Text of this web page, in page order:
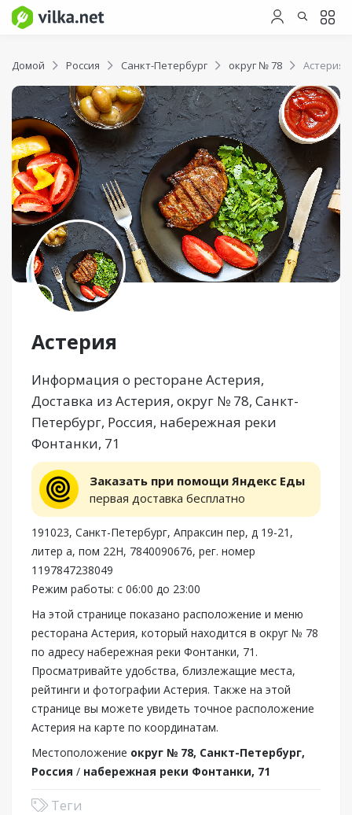
Домой Россия Санкт-Петербург округ № 78 Астерия
Астерия
Информация о ресторане Астерия,
Доставка из Астерия, округ № 78, Санкт-
Петербург, Россия, набережная реки
Фонтанки, 71
Заказать при помощи Яндекс Еды
первая доставка бесплатно
191023, Санкт-Петербург, Апраксин пер, д 19-21,
литер а, пом 22Н, 7840090676, рег. номер
1197847238049
Режим работы: с 06:00 до 23:00
На этой странице показано расположение и меню
ресторана Астерия, который находится в округ № 78
по адресу набережная реки Фонтанки, 71.
Просматривайте удобства, близлежащие места,
рейтинги и фотографии Астерия. Также на этой
странице вы можете увидеть точное расположение
Астерия на карте по координатам.
Местоположение округ № 78, Санкт-Петербург,
Россия / набережная реки Фонтанки, 71
Теги